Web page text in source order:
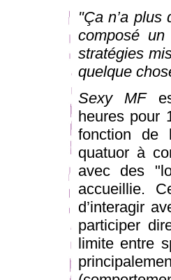
"Ça n’a plus
composé
stratégies
quelque
Sexy MF
heures pour
fonction de
quatuor à
avec des
accueillie.
d’interagir
participer
limite entre